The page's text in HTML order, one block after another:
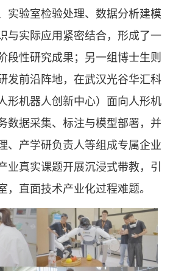
实验室检验处理、数据分析建模
与实际应用紧密结合，形成了一
段性研究成果；另一组博士生则
发前沿阵地，在武汉光谷华汇科
形机器人创新中心）面向人形机
数据采集、标注与模型部署，并
、产学研负责人等组成专属企业
业真实课题开展沉浸式带教，引
，直面技术产业化过程难题。